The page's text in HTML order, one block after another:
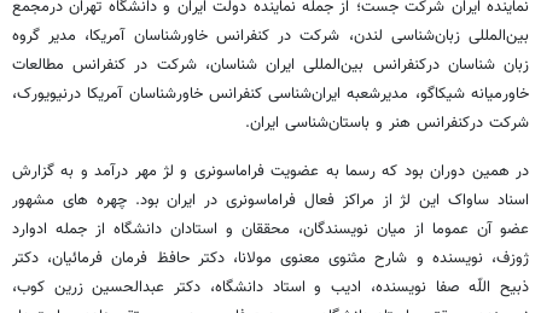
نماینده ایران شرکت جست؛ از جمله نماینده دولت ایران و دانشگاه تهران درمجمع
بین‌المللی زبان‌شناسی لندن، شرکت در کنفرانس خاورشناسان آمریکا، مدیر گروه
زبان شناسان درکنفرانس بین‌المللی ایران شناسان، شرکت در کنفرانس مطالعات
خاورمیانه شیکاگو، مدیرشعبه ایران‌شناسی کنفرانس خاورشناسان آمریکا درنیویورک،
شرکت درکنفرانس هنر و باستان‌شناسی ایران.
در همین دوران بود که رسما به عضویت فراماسونری و لژ مهر درآمد و به گزارش
اسناد ساواک این لژ از مراکز فعال فراماسونری در ایران بود. چهره‌ های مشهور
عضو آن عموما از میان نویسندگان، محققان و استادان دانشگاه از جمله ادوارد
ژوزف، نویسنده و شارح مثنوی معنوی مولانا، دکتر حافظ فرمان فرمائیان، دکتر
ذبیح‌ اللّه‌ صفا نویسنده، ادیب و استاد دانشگاه، دکتر عبدالحسین زرین کوب،